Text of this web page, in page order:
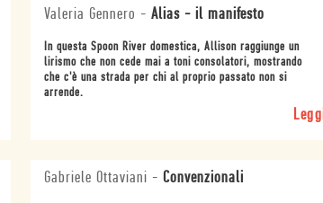
Valeria Gennero -Alias - il manifesto
In questa Spoon River domestica, Allison raggiunge un
lirismo che non cede mai a toni consolatori, mostrando
che c'è una strada per chi al proprio passato non si
arrende.
Gabriele Ottaviani -Convenzionali